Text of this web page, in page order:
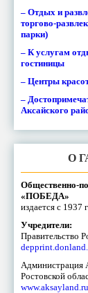
– Отдых и
торгово-
парки)
– К услугам
гостиницы
– Центры
–
Аксайского
О
Общественно-
«ПОБЕДА»
издается с 1937
Учредители:
Правительство
Администрация
Ростовской
www.aksayland.ru